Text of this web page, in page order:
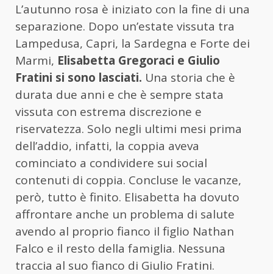
L’autunno rosa è iniziato con la fine di una
separazione. Dopo un’estate vissuta tra
Lampedusa, Capri, la Sardegna e Forte dei
Marmi, Elisabetta Gregoraci e Giulio
Fratini si sono lasciati. Una storia che è
durata due anni e che è sempre stata
vissuta con estrema discrezione e
riservatezza. Solo negli ultimi mesi prima
dell’addio, infatti, la coppia aveva
cominciato a condividere sui social
contenuti di coppia. Concluse le vacanze,
però, tutto è finito. Elisabetta ha dovuto
affrontare anche un problema di salute
avendo al proprio fianco il figlio Nathan
Falco e il resto della famiglia. Nessuna
traccia al suo fianco di Giulio Fratini.